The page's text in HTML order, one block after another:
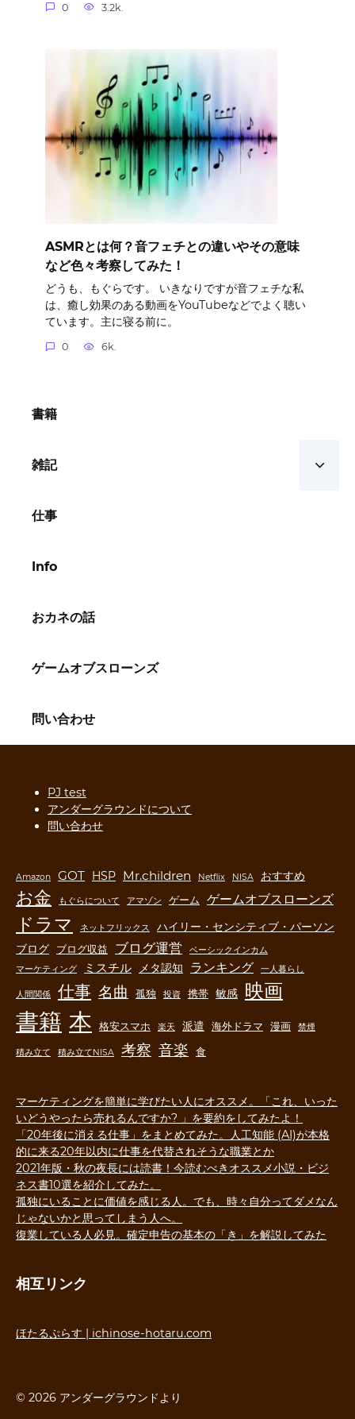
0 3.2k.
ASMRとは何？音フェチとの違いやその意味
など色々考察してみた！
どうも、もぐらです。 いきなりですが音フェチな私
は、癒し効果のある動画をYouTubeなどでよく聴い
ています。主に寝る前に。
0 6k.
書籍
雑記
仕事
Info
おカネの話
ゲームオブスローンズ
問い合わせ
PJ test
アンダーグラウンドについて
問い合わせ
Amazon GOT HSP Mr.children Netflix NISA おすすめ
お金 もぐらについて アマゾン ゲーム ゲームオブスローンズ
ドラマ ネットフリックス
ハイリー・センシティブ・パーソン
ブログ
ブログ収益 ブログ運営
ベーシックインカム
マーケティング
ミスチル メタ認知 ランキング 一人暮らし
人間関係 仕事 名曲 孤独 投資 携帯 敏感 映画
書籍 本 格安スマホ 楽天 派遣 海外ドラマ 漫画 禁煙
積み立て 積み立てNISA 考察 音楽 食
マーケティングを簡単に学びたい人にオススメ。「これ、いった
いどうやったら売れるんですか? 」を要約をしてみたよ！
「20年後に消える仕事」をまとめてみた。人工知能 (AI)が本格
的に来る20年以内に仕事を代替されそうな職業とか
2021年版・秋の夜長には読書！今読むべきオススメ小説・ビジ
ネス書10選を紹介してみた。
孤独にいることに価値を感じる人。でも、時々自分ってダメなん
じゃないかと思ってしまう人へ。
復業している人必見。確定申告の基本の「き」を解説してみた
相互リンク
ほたるぷらす | ichinose-hotaru.com
© 2026 アンダーグラウンドより